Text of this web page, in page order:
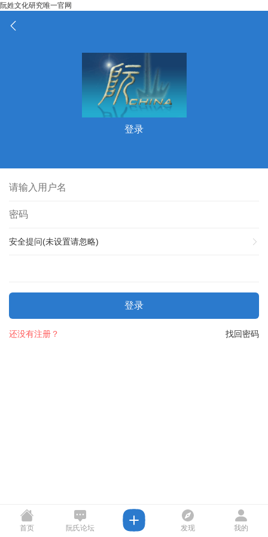
阮姓文化研究唯一官网
登录
安全提问(未设置请忽略)
登录
找回密码
还没有注册？
首页 阮氏论坛 发现 我的